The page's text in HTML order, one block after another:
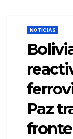
NOTICIAS
Paz